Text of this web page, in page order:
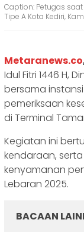
Caption: Petugas
Tipe A Kota Kediri,
Metaranews.co
Idul Fitri 1446 H,
bersama
pemeriksaan
di Terminal
Kegiatan ini
kendaraan,
kenyamanan
Lebaran 2025.
BACAAN